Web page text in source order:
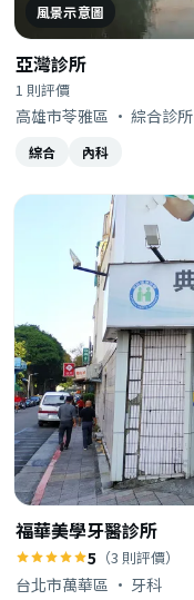
風景示意圖
亞灣診所
1 則評價
高雄市苓雅區 · 綜合診所
綜合 內科
福華美學牙醫診所
5 （3 則評價）
台北市萬華區 · 牙科